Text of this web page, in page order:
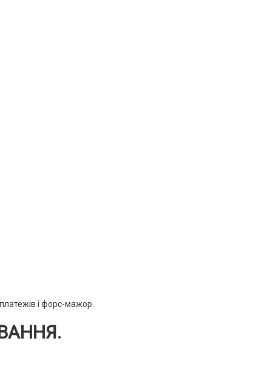
і форс-мажор.